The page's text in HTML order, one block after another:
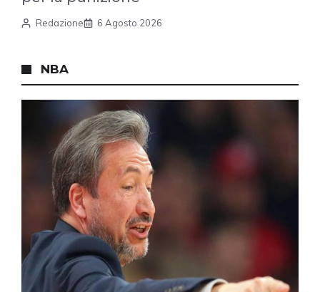
Redazione 6 Agosto 2026
NBA